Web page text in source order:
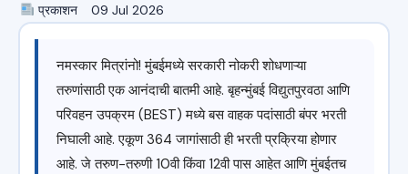
प्रकाशन
09 Jul 2026
नमस्कार मित्रांनो! मुंबईमध्ये सरकारी नोकरी शोधणाऱ्या
तरुणांसाठी एक आनंदाची बातमी आहे. बृहन्मुंबई विद्युतपुरवठा आणि
परिवहन उपक्रम (BEST) मध्ये बस वाहक पदांसाठी बंपर भरती
निघाली आहे. एकूण 364 जागांसाठी ही भरती प्रक्रिया होणार
आहे. जे तरुण-तरुणी 10वी किंवा 12वी पास आहेत आणि मुंबईतच